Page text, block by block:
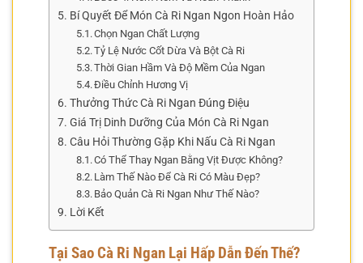
Bí Quyết Để Món Cà Ri Ngan Ngon Hoàn Hảo
Chọn Ngan Chất Lượng
Tỷ Lệ Nước Cốt Dừa Và Bột Cà Ri
Thời Gian Hầm Và Độ Mềm Của Ngan
Điều Chỉnh Hương Vị
Thưởng Thức Cà Ri Ngan Đúng Điệu
Giá Trị Dinh Dưỡng Của Món Cà Ri Ngan
Câu Hỏi Thường Gặp Khi Nấu Cà Ri Ngan
Có Thể Thay Ngan Bằng Vịt Được Không?
Làm Thế Nào Để Cà Ri Có Màu Đẹp?
Bảo Quản Cà Ri Ngan Như Thế Nào?
Lời Kết
Tại Sao Cà Ri Ngan Lại Hấp Dẫn Đến Thế?